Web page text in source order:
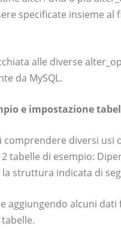
specificate insieme al
alle diverse
da MySQL.
e impostazione
comprendere diversi usi
tabelle di esempio:
la struttura indicata di
aggiungendo alcuni dati